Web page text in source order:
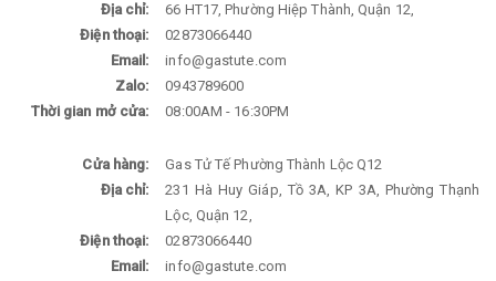
Địa chỉ:
66 HT17, Phường Hiệp Thành, Quận 12,
Điện thoại:
02873066440
Email:
info@gastute.com
Zalo:
0943789600
Thời gian mở cửa:
08:00AM - 16:30PM
Cửa hàng:
Gas Tử Tế Phường Thành Lộc Q12
Địa chỉ:
231 Hà Huy Giáp, Tồ 3A, KP 3A, Phường Thạnh
Lộc, Quận 12,
Điện thoại:
02873066440
Email:
info@gastute.com